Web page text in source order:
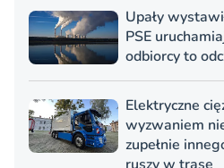
Upały
PSE
odbiorcy to
Elektryczne
wyzwaniem
zupełnie